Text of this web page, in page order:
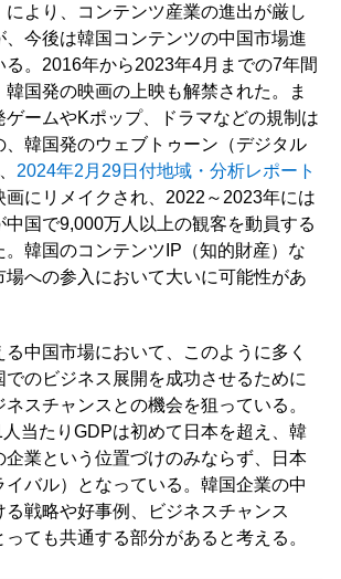
より、コンテンツ産業の進出が厳し
、今後は韓国コンテンツの中国市場進
る。2016年から2023年4月までの7年間
国発の映画の上映も解禁された。ま
ゲームやKポップ、ドラマなどの規制は
、韓国発のウェブトゥーン（デジタル
2024年2月29日付地域・分析レポート
画にリメイクされ、2022～2023年には
中国で9,000万人以上の観客を動員する
。韓国のコンテンツIP（知的財産）な
場への参入において大いに可能性があ
中国市場において、このように多く
のビジネス展開を成功させるために
スチャンスとの機会を狙っている。
当たりGDPは初めて日本を超え、韓
企業という位置づけのみならず、日本
バル）となっている。韓国企業の中
る戦略や好事例、ビジネスチャンス
ても共通する部分があると考える。